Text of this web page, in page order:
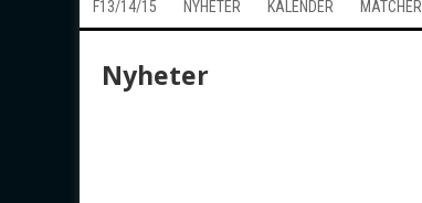
F13/14/15 NYHETER KALENDER MATCHER
Nyheter